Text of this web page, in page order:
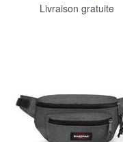
Livraison gratuite